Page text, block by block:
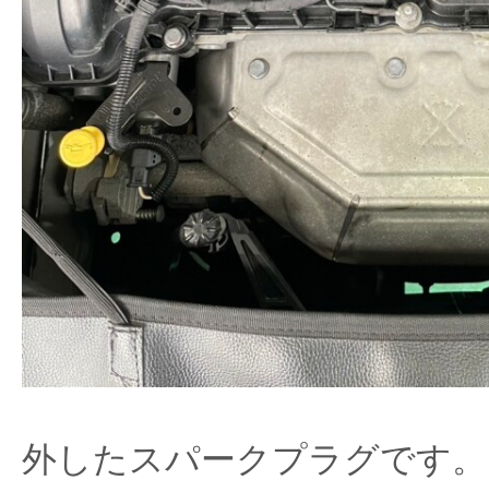
外したスパークプラグです。